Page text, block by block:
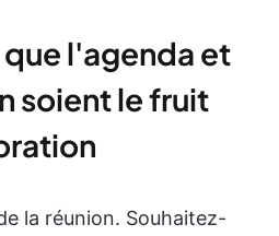
que l'agenda et
soient le fruit
la réunion. Souhaitez-